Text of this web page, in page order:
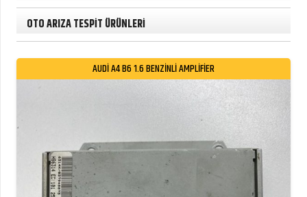
OTO ARIZA TESPİT ÜRÜNLERİ
AUDİ A4 B6 1.6 BENZİNLİ AMPLİFİER